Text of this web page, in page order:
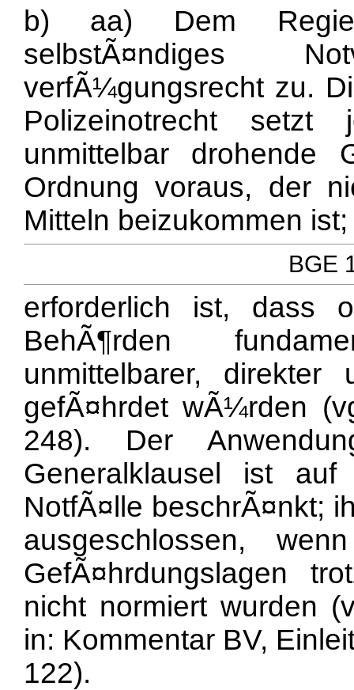
b) aa) Dem
selbstÃ¤ndiges
verfÃ¼gungsrecht zu.
Polizeinotrecht
unmittelbar drohende
Ordnung voraus, der
Mitteln beizukommen ist;
BGE
erforderlich ist, dass
BehÃ¶rden
unmittelbarer, direkter
gefÃ¤hrdet wÃ¼rden
248). Der
Generalklausel ist auf
NotfÃ¤lle beschrÃ¤nkt;
ausgeschlossen,
GefÃ¤hrdungslagen
nicht normiert wurden
in: Kommentar BV,
122).